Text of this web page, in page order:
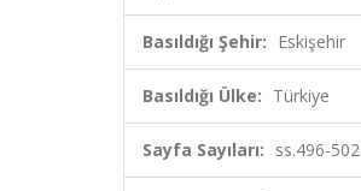
Basıldığı Şehir: Eskişehir
Basıldığı Ülke: Türkiye
Sayfa Sayıları: ss.496-502